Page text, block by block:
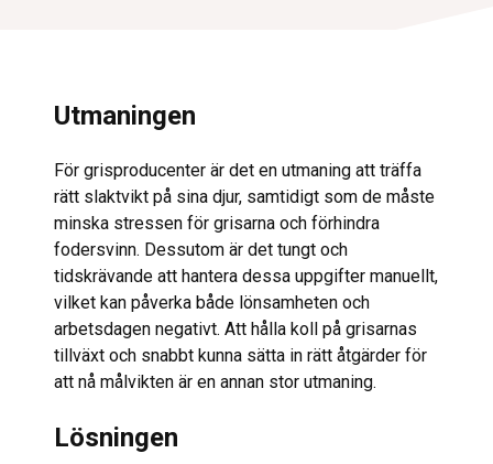
Utmaningen
För grisproducenter är det en utmaning att träffa
rätt slaktvikt på sina djur, samtidigt som de måste
minska stressen för grisarna och förhindra
fodersvinn. Dessutom är det tungt och
tidskrävande att hantera dessa uppgifter manuellt,
vilket kan påverka både lönsamheten och
arbetsdagen negativt. Att hålla koll på grisarnas
tillväxt och snabbt kunna sätta in rätt åtgärder för
att nå målvikten är en annan stor utmaning.
Lösningen